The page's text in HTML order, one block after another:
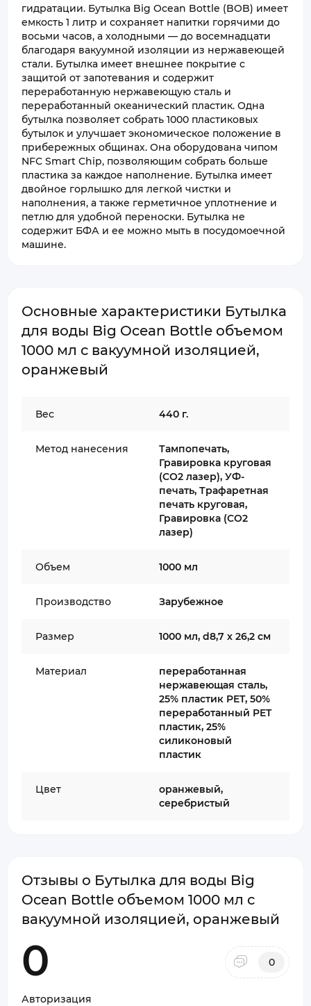
гидратации. Бутылка Big Ocean Bottle (BOB) имеет
емкость 1 литр и сохраняет напитки горячими до
восьми часов, а холодными — до восемнадцати
благодаря вакуумной изоляции из нержавеющей
стали. Бутылка имеет внешнее покрытие с
защитой от запотевания и содержит
переработанную нержавеющую сталь и
переработанный океанический пластик. Одна
бутылка позволяет собрать 1000 пластиковых
бутылок и улучшает экономическое положение в
прибережных общинах. Она оборудована чипом
NFC Smart Chip, позволяющим собрать больше
пластика за каждое наполнение. Бутылка имеет
двойное горлышко для легкой чистки и
наполнения, а также герметичное уплотнение и
петлю для удобной переноски. Бутылка не
содержит БФА и ее можно мыть в посудомоечной
машине.
Основные характеристики Бутылка
для воды Big Ocean Bottle объемом
1000 мл с вакуумной изоляцией,
оранжевый
Вес 440 г.
Метод нанесения
Тампопечать,
Гравировка круговая
(CO2 лазер), УФ-
печать, Трафаретная
печать круговая,
Гравировка (CO2
лазер)
Объем 1000 мл
Производство Зарубежное
Размер 1000 мл, d8,7 х 26,2 см
Материал
переработанная
нержавеющая cталь,
25% пластик PET, 50%
переработанный PET
пластик, 25%
силиконовый
пластик
Цвет
оранжевый,
серебристый
Отзывы о Бутылка для воды Big
Ocean Bottle объемом 1000 мл с
вакуумной изоляцией, оранжевый
0 0
Авторизация